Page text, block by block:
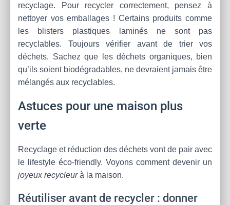
recyclage. Pour recycler correctement, pensez à
nettoyer vos emballages ! Certains produits comme
les blisters plastiques laminés ne sont pas
recyclables. Toujours vérifier avant de trier vos
déchets. Sachez que les déchets organiques, bien
qu’ils soient biodégradables, ne devraient jamais être
mélangés aux recyclables.
Astuces pour une maison plus
verte
Recyclage et réduction des déchets vont de pair avec
le lifestyle éco-friendly. Voyons comment devenir un
joyeux recycleurà la maison.
Réutiliser avant de recycler : donner